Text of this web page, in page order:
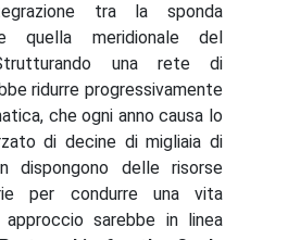
tra la sponda
quella meridionale del
una rete di
ridurre progressivamente
che ogni anno causa lo
di decine di migliaia di
dispongono delle risorse
per condurre una vita
approccio sarebbe in linea